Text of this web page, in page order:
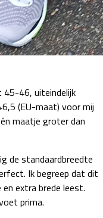
45-46, uiteindelijk
(EU-maat) voor mij
maatje groter dan
de standaardbreedte
Ik begreep dat dit
extra brede leest.
prima.